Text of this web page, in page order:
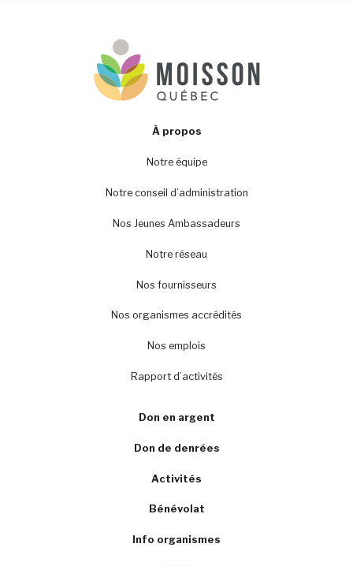
À propos
Notre équipe
Notre conseil d’administration
Nos Jeunes Ambassadeurs
Notre réseau
Nos fournisseurs
Nos organismes accrédités
Nos emplois
Rapport d’activités
Don en argent
Don de denrées
Activités
Bénévolat
Info organismes